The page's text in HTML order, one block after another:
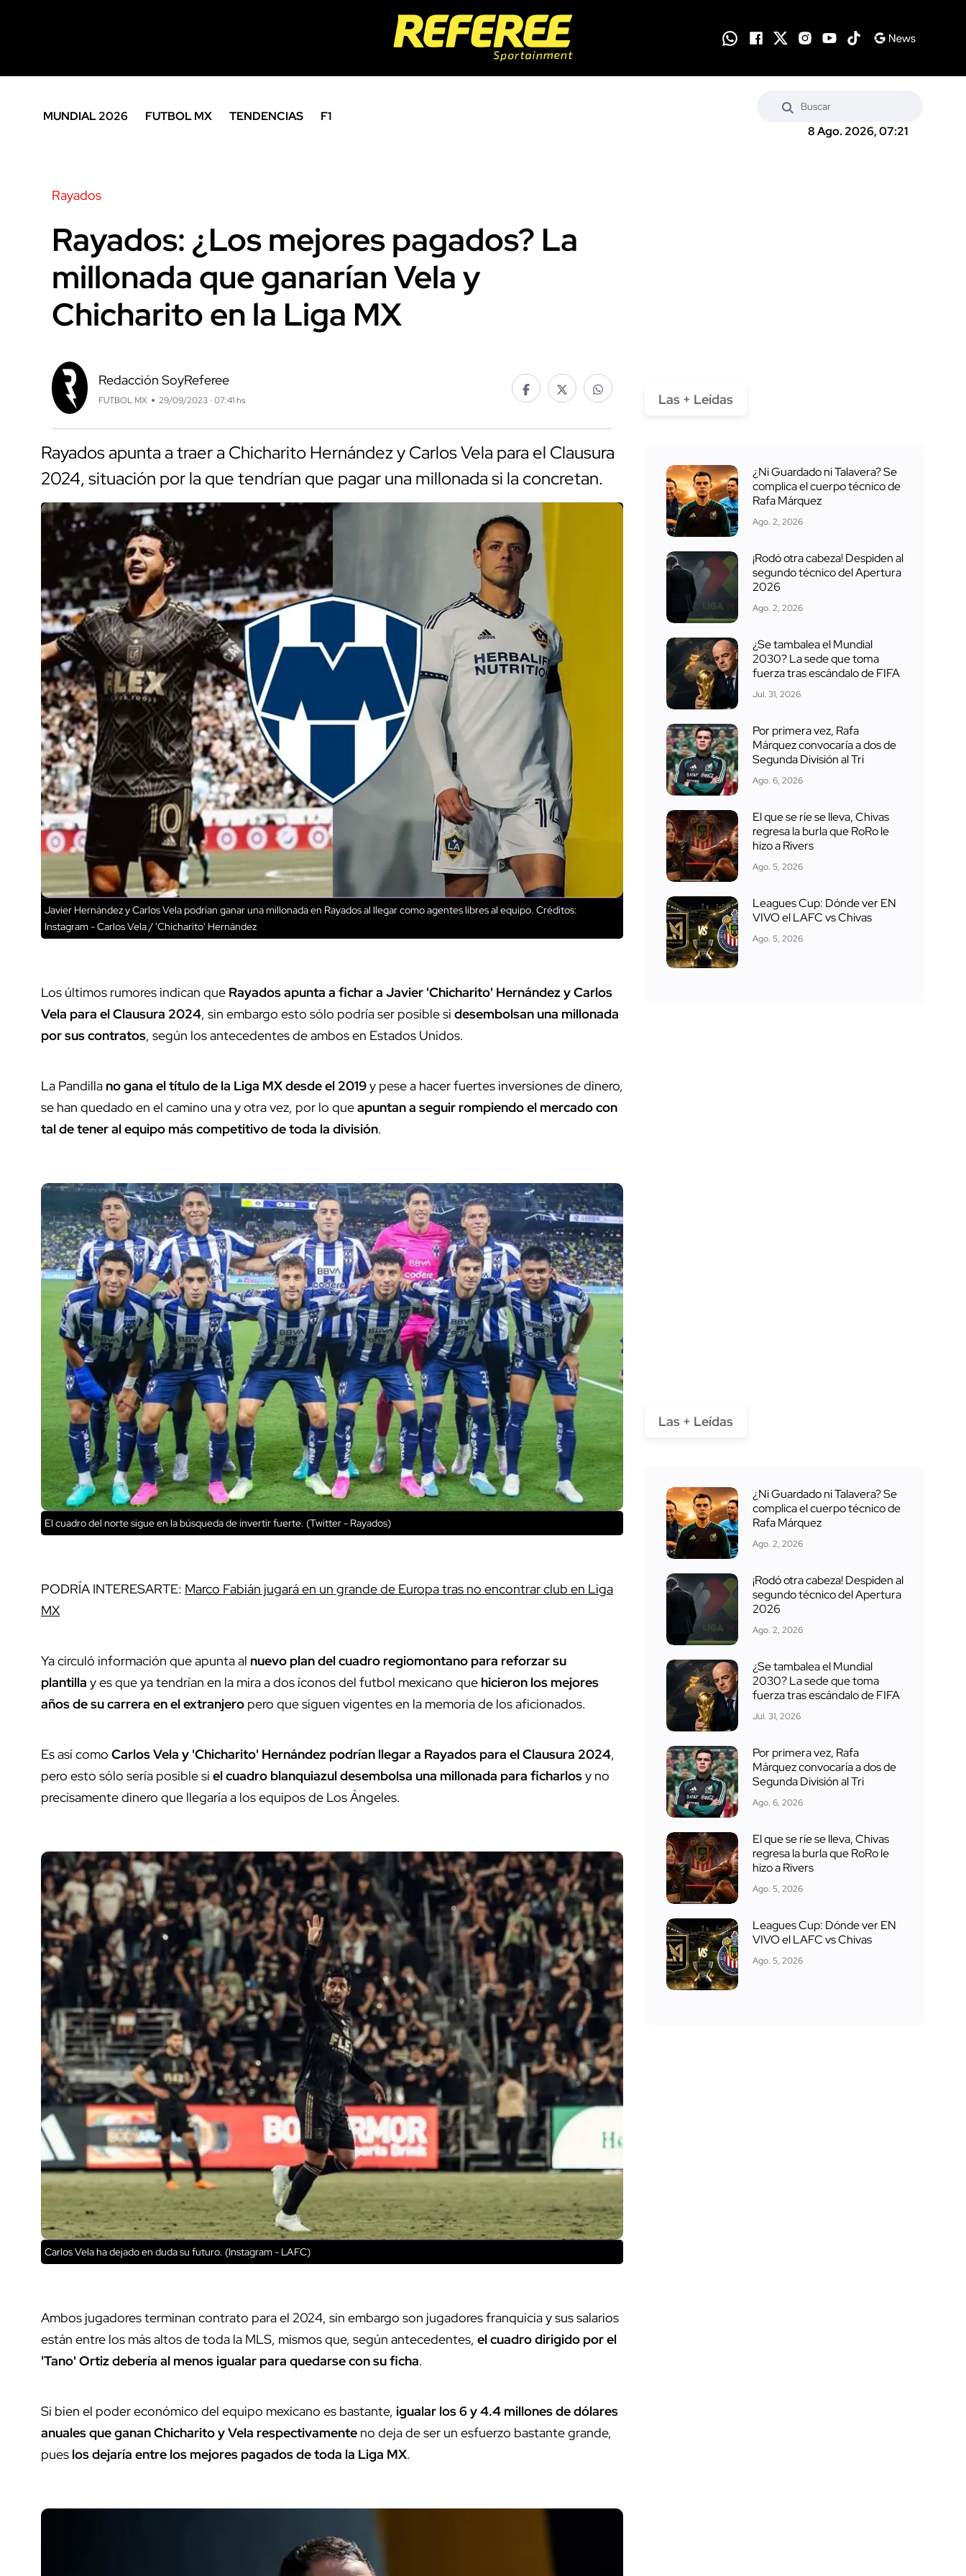
MUNDIAL 2026 FUTBOL MX TENDENCIAS
F1
8 Ago. 2026, 07:21
Rayados
Rayados: ¿Los mejores pagados? La
millonada que ganarían Vela y
Chicharito en la Liga MX
Redacción SoyReferee
FUTBOL MX 29/09/2023 · 07:41 hs
Rayados apunta a traer a Chicharito Hernández y Carlos Vela para el Clausura
2024, situación por la que tendrían que pagar una millonada si la concretan.
Javier Hernández y Carlos Vela podrían ganar una millonada en Rayados al llegar como agentes libres al equipo. Créditos:
Instagram - Carlos Vela / 'Chicharito' Hernández
Los últimos rumores indican que Rayados apunta a fichar a Javier 'Chicharito' Hernández y Carlos
Vela para el Clausura 2024, sin embargo esto sólo podría ser posible si desembolsan una millonada
por sus contratos, según los antecedentes de ambos en Estados Unidos.
La Pandilla no gana el título de la Liga MX desde el 2019y pese a hacer fuertes inversiones de dinero,
se han quedado en el camino una y otra vez, por lo queapuntan a seguir rompiendo el mercado con
tal de tener al equipo más competitivo de toda la división.
El cuadro del norte sigue en la búsqueda de invertir fuerte. (Twitter - Rayados)
PODRÍA INTERESARTE: Marco Fabián jugará en un grande de Europa tras no encontrar club en Liga
MX
Ya circuló información que apunta al nuevo plan del cuadro regiomontano para reforzar su
plantilla y es que ya tendrían en la mira a dos íconos del futbol mexicano que hicieron los mejores
años de su carrera en el extranjero pero que siguen vigentes en la memoria de los aficionados.
Es así como Carlos Vela y 'Chicharito' Hernández podrían llegar a Rayados para el Clausura 2024,
pero esto sólo sería posible si el cuadro blanquiazul desembolsa una millonada para ficharlosy no
precisamente dinero que llegaría a los equipos de Los Ángeles.
Carlos Vela ha dejado en duda su futuro. (Instagram - LAFC)
Ambos jugadores terminan contrato para el 2024, sin embargo son jugadores franquicia y sus salarios
están entre los más altos de toda la MLS, mismos que, según antecedentes, el cuadro dirigido por el
'Tano' Ortiz debería al menos igualar para quedarse con su ficha.
Si bien el poder económico del equipo mexicano es bastante, igualar los 6 y 4.4 millones de dólares
anuales que ganan Chicharito y Vela respectivamente no deja de ser un esfuerzo bastante grande,
pues los dejaría entre los mejores pagados de toda la Liga MX.
Las + Leídas
¿Ni Guardado ni Talavera? Se
complica el cuerpo técnico de
Rafa Márquez
Ago. 2, 2026
¡Rodó otra cabeza! Despiden al
segundo técnico del Apertura
2026
Ago. 2, 2026
¿Se tambalea el Mundial
2030? La sede que toma
fuerza tras escándalo de FIFA
Jul. 31, 2026
Por primera vez, Rafa
Márquez convocaría a dos de
Segunda División al Tri
Ago. 6, 2026
El que se ríe se lleva, Chivas
regresa la burla que RoRo le
hizo a Rivers
Ago. 5, 2026
Leagues Cup: Dónde ver EN
VIVO el LAFC vs Chivas
Ago. 5, 2026
Las + Leídas
¿Ni Guardado ni Talavera? Se
complica el cuerpo técnico de
Rafa Márquez
Ago. 2, 2026
¡Rodó otra cabeza! Despiden al
segundo técnico del Apertura
2026
Ago. 2, 2026
¿Se tambalea el Mundial
2030? La sede que toma
fuerza tras escándalo de FIFA
Jul. 31, 2026
Por primera vez, Rafa
Márquez convocaría a dos de
Segunda División al Tri
Ago. 6, 2026
El que se ríe se lleva, Chivas
regresa la burla que RoRo le
hizo a Rivers
Ago. 5, 2026
Leagues Cup: Dónde ver EN
VIVO el LAFC vs Chivas
Ago. 5, 2026